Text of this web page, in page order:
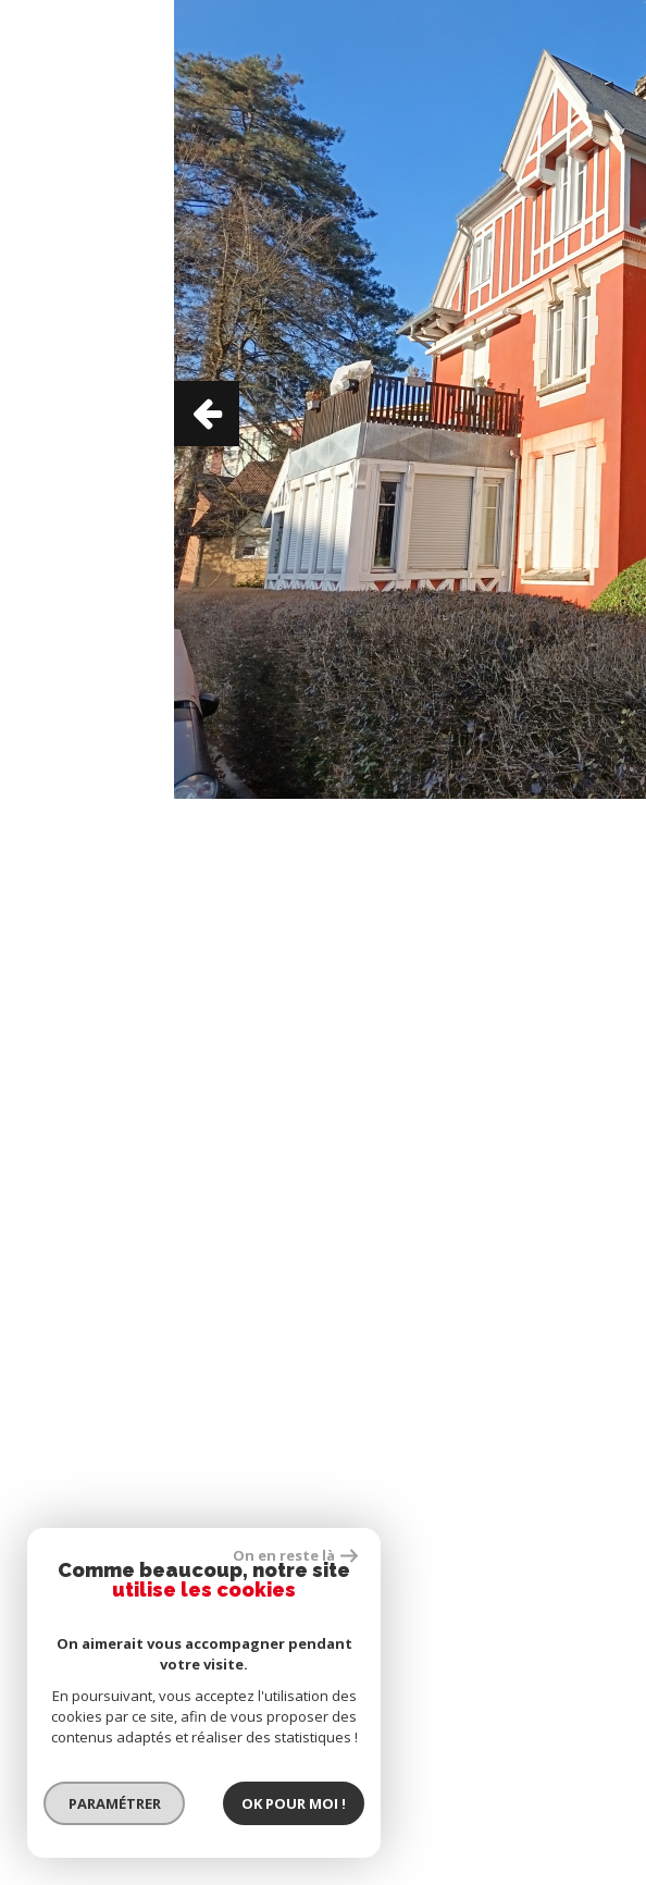
On en reste là
Comme beaucoup, notre site
utilise les cookies
On aimerait vous accompagner pendant
votre visite.
En poursuivant, vous acceptez l'utilisation des
cookies par ce site, afin de vous proposer des
contenus adaptés et réaliser des statistiques !
PARAMÉTRER OK POUR MOI !